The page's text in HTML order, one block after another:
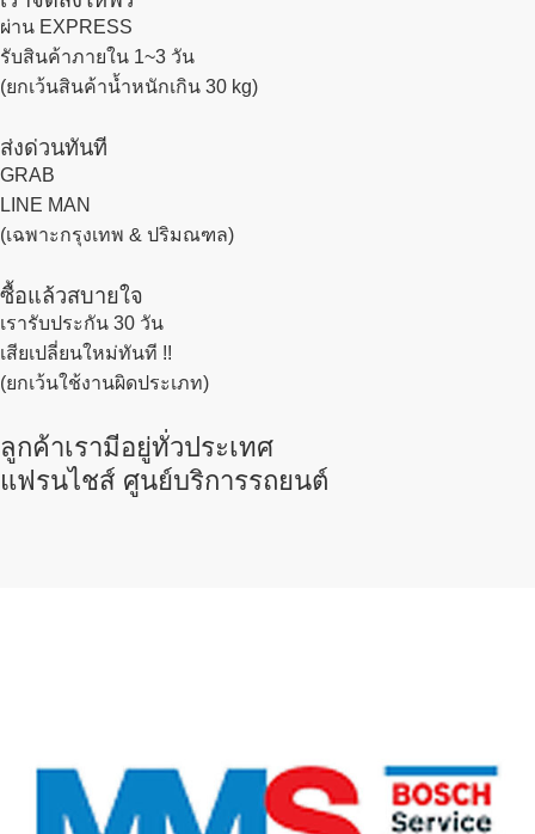
ผ่าน EXPRESS
รับสินค้าภายใน 1~3 วัน
(ยกเว้นสินค้าน้ำหนักเกิน 30 kg)
ส่งด่วนทันที
GRAB
LINE MAN
(เฉพาะกรุงเทพ & ปริมณฑล)
ซื้อแล้วสบายใจ
เรารับประกัน 30 วัน
เสียเปลี่ยนใหม่ทันที !!
(ยกเว้นใช้งานผิดประเภท)
ลูกค้าเรามีอยู่ทั่วประเทศ
แฟรนไชส์ ศูนย์บริการรถยนต์